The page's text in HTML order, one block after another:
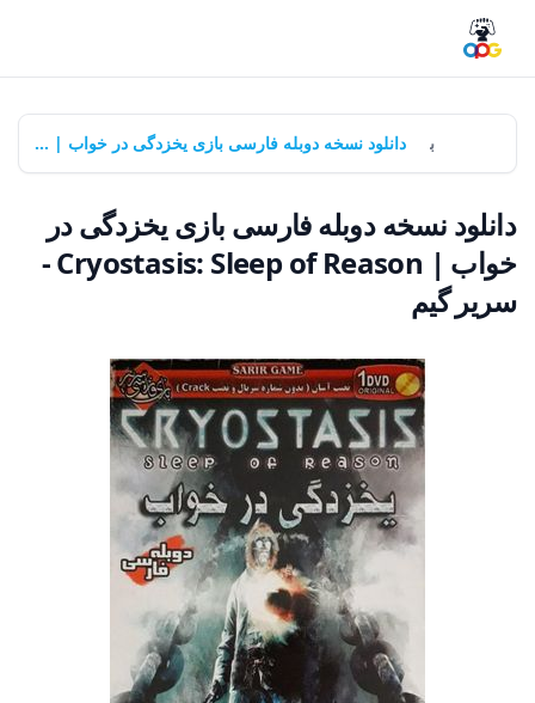
دانلود نسخه دوبله فارسی بازی یخزدگی در خواب | Cryostasis: Sleep of Reason - سریر گیم
دانلود نسخه دوبله فارسی بازی یخزدگی در
خواب | Cryostasis: Sleep of Reason -
سریر گیم